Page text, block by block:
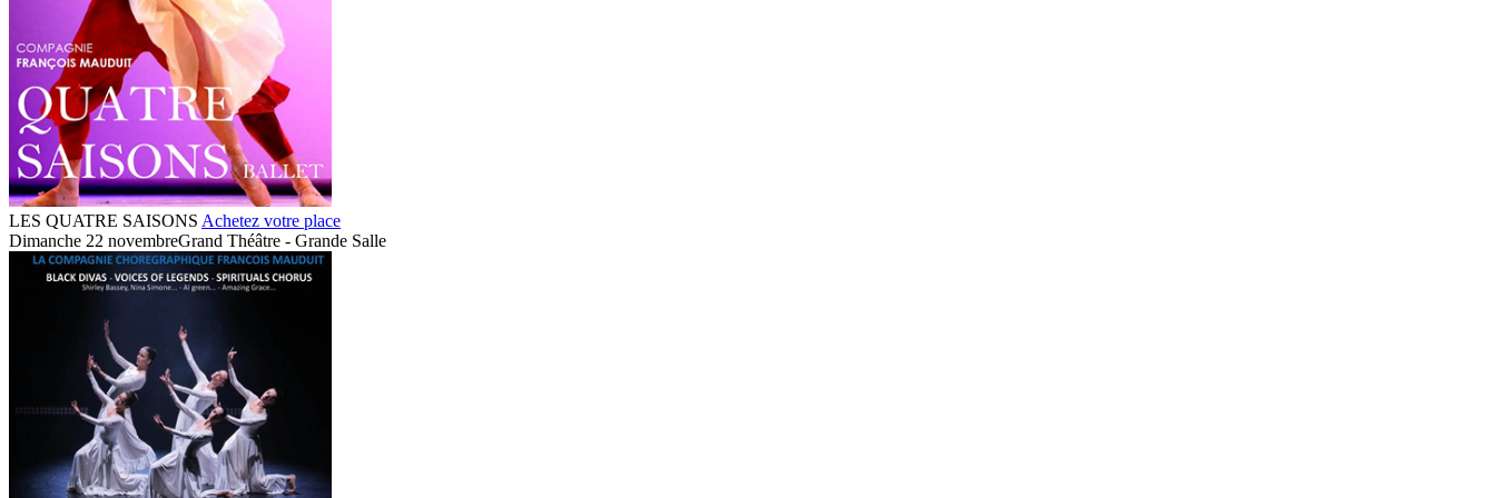
LES QUATRE SAISONS Achetez votre place
Dimanche 22 novembreGrand Théâtre - Grande Salle